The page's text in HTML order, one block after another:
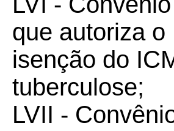
que autoriza
isenção do
tuberculose;
LVII -